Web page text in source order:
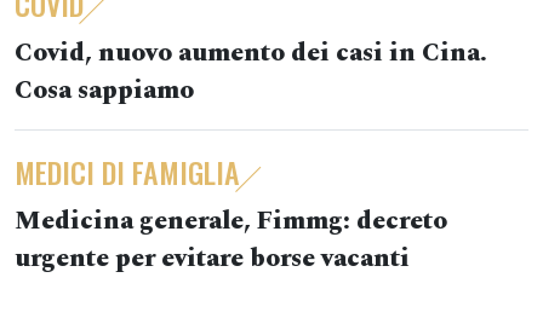
Covid, nuovo aumento dei casi in Cina.
Cosa sappiamo
MEDICI DI FAMIGLIA
Medicina generale, Fimmg: decreto
urgente per evitare borse vacanti